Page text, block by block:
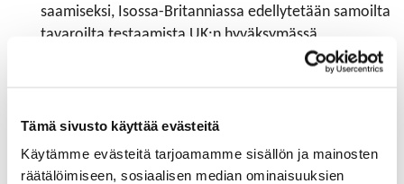
Tämä sivusto käyttää evästeitä
Käytämme evästeitä tarjoamamme sisällön ja mainosten
räätälöimiseen, sosiaalisen median ominaisuuksien
saamiseksi, Isossa-Britanniassa edellytetään samoilta
tavaroilta testaamista UK:n hyväksymässä
arviointilaitoksessa, jotta siihen voidaan kiinnittää
Jos tavara on tarkoitettu EU:n, Pohjois-Irlannin ja
Ison-Britannian markkinoille, siihen voidaan kiinnittää
sekä CE- että UKCA-merkinnät. UKCA-merkintä ei ole